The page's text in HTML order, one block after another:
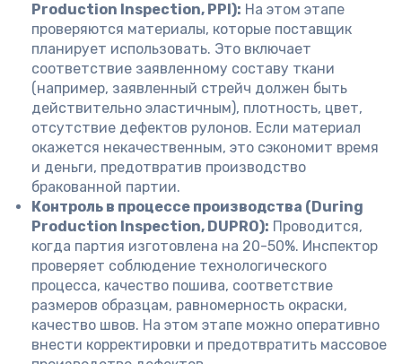
Production Inspection, PPI): На этом этапе
проверяются материалы, которые поставщик
планирует использовать. Это включает
соответствие заявленному составу ткани
(например, заявленный стрейч должен быть
действительно эластичным), плотность, цвет,
отсутствие дефектов рулонов. Если материал
окажется некачественным, это сэкономит время
и деньги, предотвратив производство
бракованной партии.
Контроль в процессе производства (During
Production Inspection, DUPRO): Проводится,
когда партия изготовлена на 20-50%. Инспектор
проверяет соблюдение технологического
процесса, качество пошива, соответствие
размеров образцам, равномерность окраски,
качество швов. На этом этапе можно оперативно
внести корректировки и предотвратить массовое